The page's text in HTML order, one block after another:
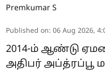
Premkumar S
Published on: 06 Aug 2026,
2014-ம் ஆண்டு
அதிபர் அப்த்ரப்பூ